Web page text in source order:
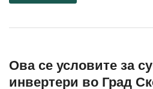
Ова се условите за
инвертери во Град